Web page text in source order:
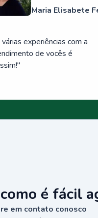
Maria Elisabete
experiências com a
de vocês é
"
é fácil
em contato conosco